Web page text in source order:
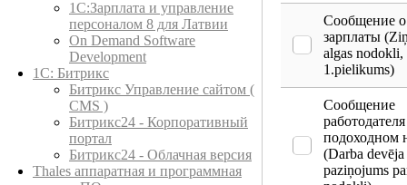
1С:Зарплата и управление
персоналом 8 для Латвии
On Demand Software
Development
1С: Битрикс
Битрикс Управление сайтом (
CMS )
Битрикс24 - Корпоративный
портал
Битрикс24 - Облачная версия
Thales аппаратная и программная
Сообщение о
зарплаты
algas nodokli,
1.pielikums)
Сообщение
подоходном
(Darba devēja
paziņojums